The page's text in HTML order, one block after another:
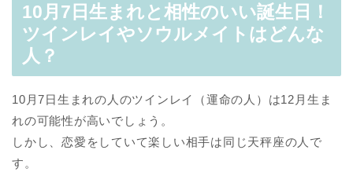
10月7日生まれと相性のいい誕生日！
ツインレイやソウルメイトはどんな
人？
10月7日生まれの人のツインレイ（運命の人）は12月生ま
れの可能性が高いでしょう。
しかし、恋愛をしていて楽しい相手は同じ天秤座の人で
す。